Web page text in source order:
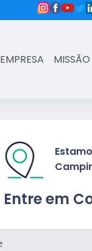
3431-7374
EMPRESA MISSÃO
Entre em